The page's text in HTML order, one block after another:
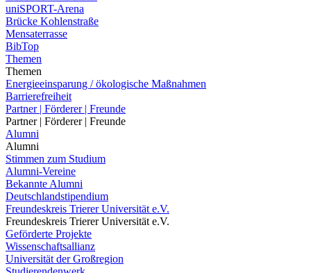
uniSPORT-Arena
Brücke Kohlenstraße
Mensaterrasse
BibTop
Themen
Themen
Energieeinsparung / ökologische Maßnahmen
Barrierefreiheit
Partner | Förderer | Freunde
Partner | Förderer | Freunde
Alumni
Alumni
Stimmen zum Studium
Alumni-Vereine
Bekannte Alumni
Deutschlandstipendium
Freundeskreis Trierer Universität e.V.
Freundeskreis Trierer Universität e.V.
Geförderte Projekte
Wissenschaftsallianz
Universität der Großregion